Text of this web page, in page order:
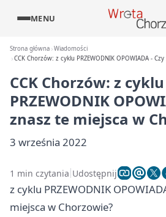
MENU
Strona główna Wiadomości
CCK Chorzów: z cyklu PRZEWODNIK OPOWIADA -
CCK Chorzów: z cyklu
PRZEWODNIK
znasz te miejsca w
3 września 2022
1 min czytania Udostępnij
z cyklu PRZEWODNIK
miejsca w Chorzowie?